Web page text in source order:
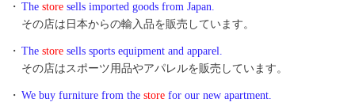
・ The store sells imported goods from Japan.
その店は日本からの輸入品を販売しています。
・ The store sells sports equipment and apparel.
その店はスポーツ用品やアパレルを販売しています。
・ We buy furniture from the store for our new apartment.